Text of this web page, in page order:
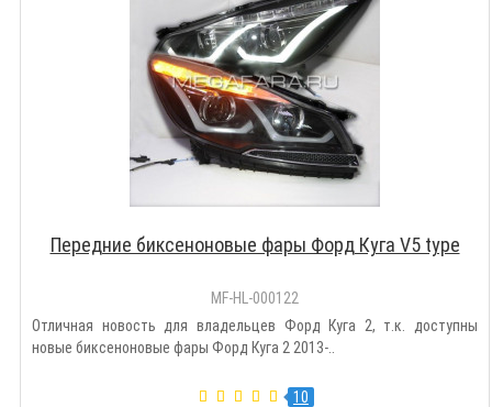
Передние биксеноновые фары Форд Куга V5 type
MF-HL-000122
Отличная новость для владельцев Форд Куга 2, т.к. доступны
новые биксеноновые фары Форд Куга 2 2013-..
10